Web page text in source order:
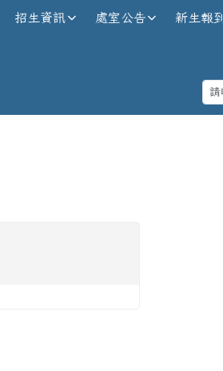
招生資訊 處室公告 新生報到